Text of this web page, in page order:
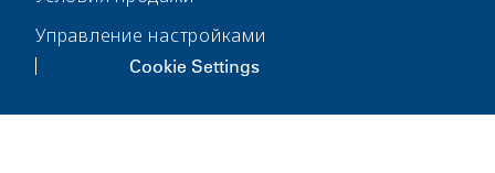
Управление настройками
Cookie Settings